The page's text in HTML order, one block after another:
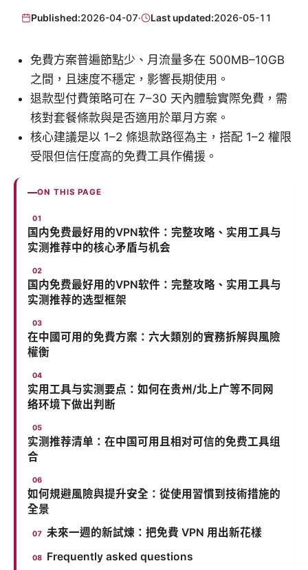
Published:2026-04-07· Last updated:2026-05-11
免費方案普遍節點少、月流量多在 500MB–10GB
之間，且速度不穩定，影響長期使用。
退款型付費策略可在 7–30 天內體驗實際免費，需
核對套餐條款與是否適用於單月方案。
核心建議是以 1–2 條退款路徑為主，搭配 1–2 權限
受限但信任度高的免費工具作備援。
ON THIS PAGE
国内免费最好用的VPN软件：完整攻略、实用工具与
实测推荐中的核心矛盾与机会
国内免费最好用的VPN软件：完整攻略、实用工具与
实测推荐的选型框架
在中國可用的免費方案：六大類別的實務拆解與風險
權衡
实用工具与实测要点：如何在贵州/北上广等不同网
络环境下做出判断
实测推荐清单：在中国可用且相对可信的免费工具组
合
如何規避風險與提升安全：從使用習慣到技術措施的
全景
未來一週的新試煉：把免費 VPN 用出新花樣
Frequently asked questions